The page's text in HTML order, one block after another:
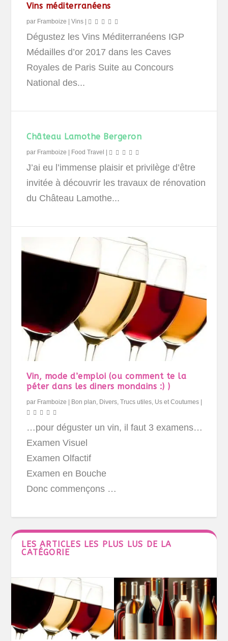
Vins méditerranéens
par Framboize |Vins |
Dégustez les Vins Méditerranéens IGP
Médailles d’or 2017 dans les Caves
Royales de Paris Suite au Concours
National des...
Château Lamothe Bergeron
par Framboize | Food Travel |
J’ai eu l’immense plaisir et privilège d’être
invitée à découvrir les travaux de rénovation
du Château Lamothe...
Vin, mode d’emploi (ou comment te la
péter dans les diners mondains :) )
par Framboize | Bon plan, Divers,Trucs utiles, Us et Coutumes |
…pour déguster un vin, il faut 3 examens…
Examen Visuel
Examen Olfactif
Examen en Bouche
Donc commençons …
LES ARTICLES LES PLUS LUS DE LA
CATÉGORIE